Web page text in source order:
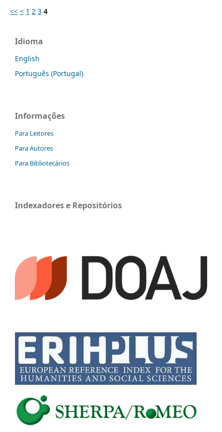
<< < 1 2 3 4
Idioma
English
Português (Portugal)
Informações
Para Leitores
Para Autores
Para Bibliotecários
Indexadores e Repositórios